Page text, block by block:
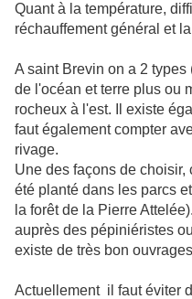
Quant à la température,
réchauffement général et
A saint Brevin on a 2
de l'océan et terre plus ou
rocheux à l'est. Il existe
faut également compter
rivage.
Une des façons de choisir,
été planté dans les parcs
la forêt de la Pierre
auprès des pépiniéristes
existe de très bon
Actuellement il faut éviter